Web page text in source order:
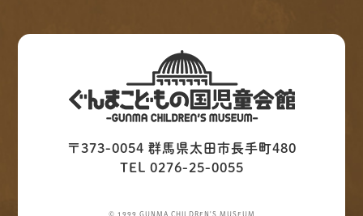
〒373-0054 群馬県太田市長手町480
TEL 0276-25-0055
© 1999 GUNMA CHILDREN'S MUSEUM